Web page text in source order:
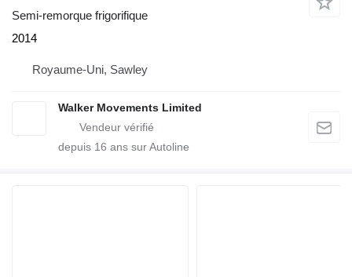
Semi-remorque frigorifique
2014
Royaume-Uni, Sawley
Walker Movements Limited
depuis 16 ans sur Autoline